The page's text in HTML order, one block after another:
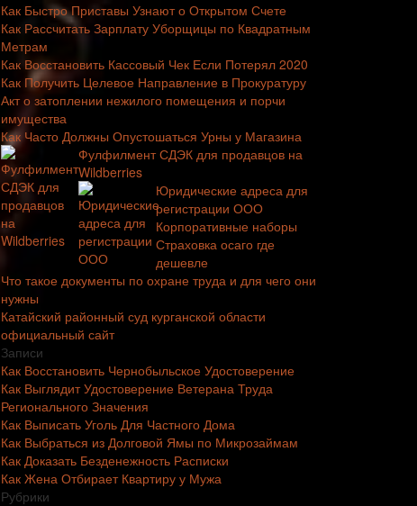
Как Быстро Приставы Узнают о Открытом Счете
Как Рассчитать Зарплату Уборщицы по Квадратным
Метрам
Как Восстановить Кассовый Чек Если Потерял 2020
Как Получить Целевое Направление в Прокуратуру
Акт о затоплении нежилого помещения и порчи
имущества
Как Часто Должны Опустошаться Урны у Магазина
Фулфилмент СДЭК для продавцов на
Wildberries
Юридические адреса для
регистрации ООО
Корпоративные наборы
Страховка осаго где
дешевле
Что такое документы по охране труда и для чего они
нужны
Катайский районный суд курганской области
официальный сайт
Записи
Как Восстановить Чернобыльское Удостоверение
Как Выглядит Удостоверение Ветерана Труда
Регионального Значения
Как Выписать Уголь Для Частного Дома
Как Выбраться из Долговой Ямы по Микрозаймам
Как Доказать Безденежность Расписки
Как Жена Отбирает Квартиру у Мужа
Рубрики